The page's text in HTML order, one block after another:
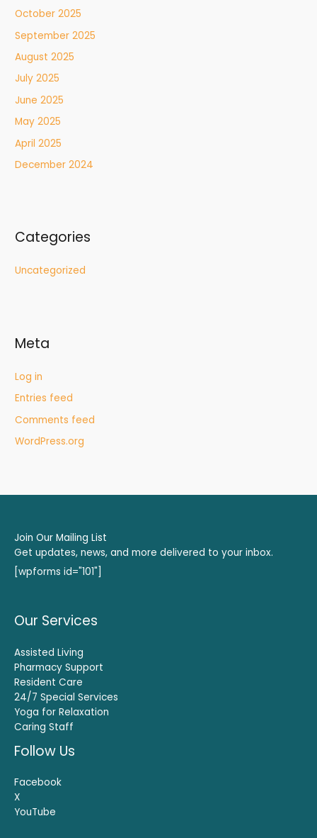
October 2025
September 2025
August 2025
July 2025
June 2025
May 2025
April 2025
December 2024
Categories
Uncategorized
Meta
Log in
Entries feed
Comments feed
WordPress.org
Join Our Mailing List
Get updates, news, and more delivered to your inbox.
[wpforms id="101"]
Our Services
Assisted Living
Pharmacy Support
Resident Care
24/7 Special Services
Yoga for Relaxation
Caring Staff
Follow Us
Facebook
X
YouTube